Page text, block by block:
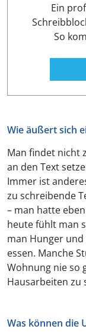
Ein
So
Wie äußert sich
Man findet nicht
an den Text
Immer ist
zu schreibende
– man hatte
heute fühlt man
man Hunger
essen. Manche
Wohnung nie so
Hausarbeiten zu
Was können die